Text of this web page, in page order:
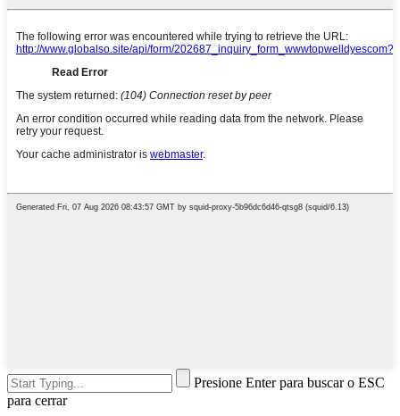
Presione Enter para buscar o ESC
para cerrar